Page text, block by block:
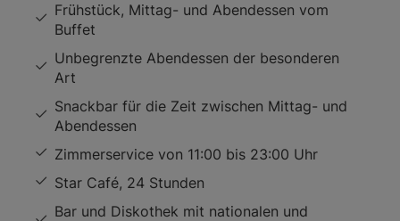
Frühstück, Mittag- und Abendessen vom
Buffet
Unbegrenzte Abendessen der besonderen
Art
Snackbar für die Zeit zwischen Mittag- und
Abendessen
Zimmerservice von 11:00 bis 23:00 Uhr
Star Café, 24 Stunden
Bar und Diskothek mit nationalen und